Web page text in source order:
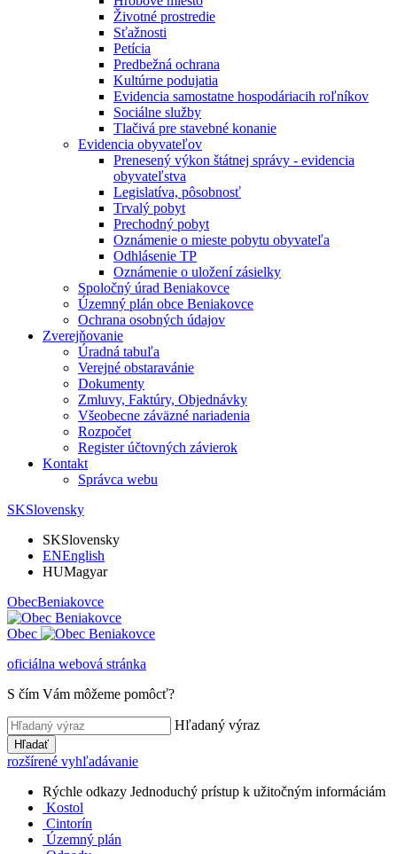
Životné prostredie
Sťažnosti
Petícia
Predbežná ochrana
Kultúrne podujatia
Evidencia samostatne hospodáriacih roľníkov
Sociálne služby
Tlačivá pre stavebné konanie
Evidencia obyvateľov
Prenesený výkon štátnej správy - evidencia
obyvateľstva
Legislatíva, pôsobnosť
Trvalý pobyt
Prechodný pobyt
Oznámenie o mieste pobytu obyvateľa
Odhlásenie TP
Oznámenie o uložení zásielky
Spoločný úrad Beniakovce
Územný plán obce Beniakovce
Ochrana osobných údajov
Zverejňovanie
Úradná tabuľa
Verejné obstaravánie
Dokumenty
Zmluvy, Faktúry, Objednávky
Všeobecne záväzné nariadenia
Rozpočet
Register účtovných závierok
Kontakt
Správca webu
SKSlovensky
SKSlovensky
ENEnglish
HUMagyar
ObecBeniakovce
Obec
oficiálna webová stránka
S čím Vám môžeme pomôcť?
Hľadaný výraz
Hľadať
rozšírené vyhľadávanie
Rýchle odkazy Jednoduchý prístup k užitočným informáciám
Kostol
Cintorín
Územný plán